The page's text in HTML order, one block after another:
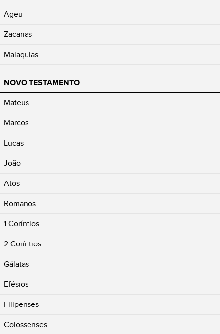
Ageu
Zacarias
Malaquias
NOVO TESTAMENTO
Mateus
Marcos
Lucas
João
Atos
Romanos
1 Coríntios
2 Coríntios
Gálatas
Efésios
Filipenses
Colossenses